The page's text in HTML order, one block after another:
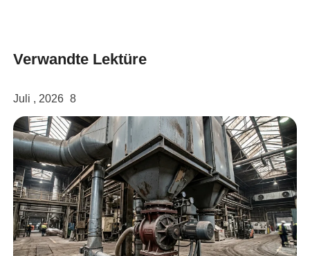
Verwandte Lektüre
Juli , 2026 8